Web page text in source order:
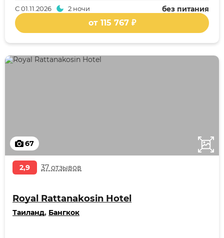
без питания
С01.11.2026 2 ночи
от 115 767 ₽
67
2,9 37 отзывов
Royal Rattanakosin Hotel
Таиланд, Бангкок